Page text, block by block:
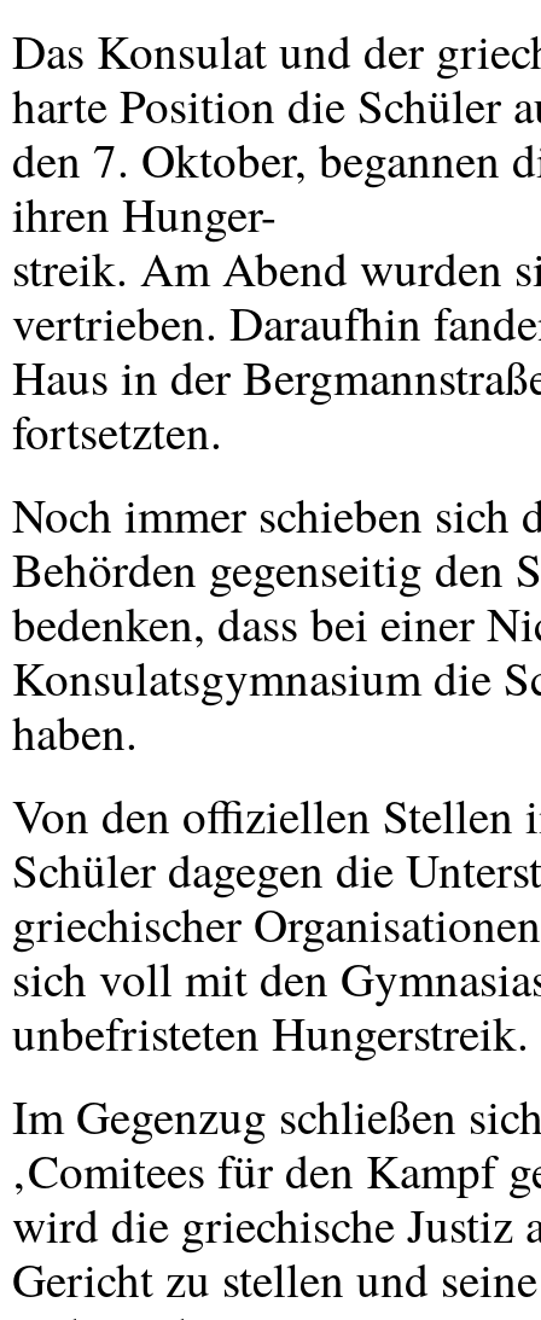
Das Konsulat und der
harte Position die Schüler
den 7. Oktober, begannen
ihren Hunger-
streik. Am Abend wurden
vertrieben. Daraufhin
Haus in der
fortsetzten.
Noch immer schieben sich
Behörden gegenseitig den
bedenken, dass bei einer
Konsulatsgymnasium die
haben.
Von den offiziellen Stellen
Schüler dagegen die
griechischer
sich voll mit den
unbefristeten Hungerstreik.
Im Gegenzug schließen
‚Comitees für den Kampf
wird die griechische Justiz
Gericht zu stellen und